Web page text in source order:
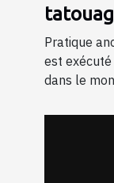
Pratique
est
dans le